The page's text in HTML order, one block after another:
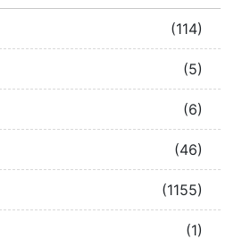
(114)
(5)
(6)
(46)
(1155)
(1)